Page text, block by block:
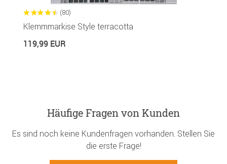
(80)
Klemmmarkise Style terracotta
119,99 EUR
Häufige Fragen von Kunden
Es sind noch keine Kundenfragen vorhanden. Stellen Sie
die erste Frage!